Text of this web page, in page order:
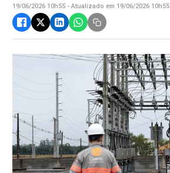
19/06/2026 10h55 - Atualizado em 19/06/2026 10h55